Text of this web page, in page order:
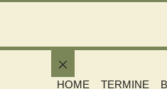
Schließen
HOME
TERMINE